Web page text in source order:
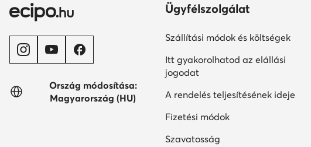
Ország módosítása:
Magyarország (HU)
Ügyfélszolgálat
Szállítási módok és költségek
Itt gyakorolhatod az elállási
jogodat
A rendelés teljesítésének ideje
Fizetési módok
Szavatosság